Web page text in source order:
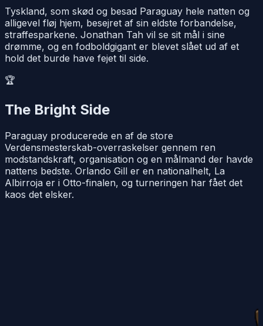
Tyskland, som skød og besad Paraguay hele natten og
alligevel fløj hjem, besejret af sin eldste forbandelse,
straffesparkene. Jonathan Tah vil se sit mål i sine
drømme, og en fodboldgigant er blevet slået ud af et
hold det burde have fejet til side.
🏆
The Bright Side
Paraguay producerede en af de store
Verdensmesterskab-overraskelser gennem ren
modstandskraft, organisation og en målmand der havde
nattens bedste. Orlando Gill er en nationalhelt, La
Albirroja er i Otto-finalen, og turneringen har fået det
kaos det elsker.